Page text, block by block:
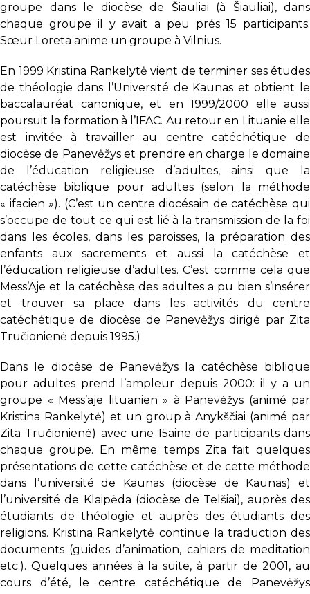
groupe dans le diocèse de Šiauliai (à Šiauliai), dans
chaque groupe il y avait a peu prés 15 participants.
Sœur Loreta anime un groupe à Vilnius.
En 1999 Kristina Rankelytė vient de terminer ses études
de théologie dans l’Université de Kaunas et obtient le
baccalauréat canonique, et en 1999/2000 elle aussi
poursuit la formation à l’IFAC. Au retour en Lituanie elle
est invitée à travailler au centre catéchétique de
diocèse de Panevėžys et prendre en charge le domaine
de l’éducation religieuse d’adultes, ainsi que la
catéchèse biblique pour adultes (selon la méthode
« ifacien »). (C’est un centre diocésain de catéchèse qui
s’occupe de tout ce qui est lié à la transmission de la foi
dans les écoles, dans les paroisses, la préparation des
enfants aux sacrements et aussi la catéchèse et
l’éducation religieuse d’adultes. C’est comme cela que
Mess’Aje et la catéchèse des adultes a pu bien s’insérer
et trouver sa place dans les activités du centre
catéchétique de diocèse de Panevėžys dirigé par Zita
Tručionienė depuis 1995.)
Dans le diocèse de Panevėžys la catéchèse biblique
pour adultes prend l’ampleur depuis 2000: il y a un
groupe « Mess’aje lituanien » à Panevėžys (animé par
Kristina Rankelytė) et un group à Anykščiai (animé par
Zita Tručionienė) avec une 15aine de participants dans
chaque groupe. En même temps Zita fait quelques
présentations de cette catéchèse et de cette méthode
dans l’université de Kaunas (diocèse de Kaunas) et
l’université de Klaipėda (diocèse de Telšiai), auprès des
étudiants de théologie et auprès des étudiants des
religions. Kristina Rankelytė continue la traduction des
documents (guides d’animation, cahiers de meditation
etc.). Quelques années à la suite, à partir de 2001, au
cours d’été, le centre catéchétique de Panevėžys